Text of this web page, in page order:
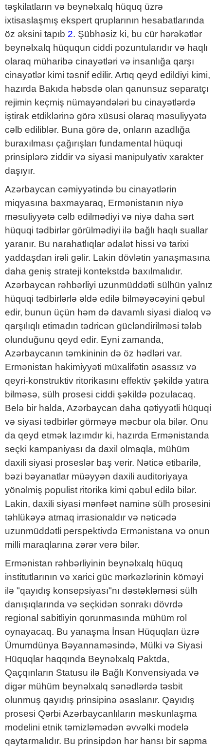
təşkilatların və beynəlxalq hüquq üzrə
ixtisaslaşmış ekspert qruplarının hesabatlarında
öz əksini tapıb 2. Şübhəsiz ki, bu cür hərəkətlər
beynəlxalq hüququn ciddi pozuntularıdır və haqlı
olaraq müharibə cinayətləri və insanlığa qarşı
cinayətlər kimi təsnif edilir. Artıq qeyd edildiyi kimi,
hazırda Bakıda həbsdə olan qanunsuz separatçı
rejimin keçmiş nümayəndələri bu cinayətlərdə
iştirak etdiklərinə görə xüsusi olaraq məsuliyyətə
cəlb ediliblər. Buna görə də, onların azadlığa
buraxılması çağırışları fundamental hüquqi
prinsiplərə ziddir və siyasi manipulyativ xarakter
daşıyır.
Azərbaycan cəmiyyətində bu cinayətlərin
miqyasına baxmayaraq, Ermənistanın niyə
məsuliyyətə cəlb edilmədiyi və niyə daha sərt
hüquqi tədbirlər görülmədiyi ilə bağlı haqlı suallar
yaranır. Bu narahatlıqlar ədalət hissi və tarixi
yaddaşdan irəli gəlir. Lakin dövlətin yanaşmasına
daha geniş strateji kontekstdə baxılmalıdır.
Azərbaycan rəhbərliyi uzunmüddətli sülhün yalnız
hüquqi tədbirlərlə əldə edilə bilməyəcəyini qəbul
edir, bunun üçün həm də davamlı siyasi dialoq və
qarşılıqlı etimadın tədricən gücləndirilməsi tələb
olunduğunu qeyd edir. Eyni zamanda,
Azərbaycanın təmkininin də öz hədləri var.
Ermənistan hakimiyyəti müxalifətin əsassız və
qeyri-konstruktiv ritorikasını effektiv şəkildə yatıra
bilməsə, sülh prosesi ciddi şəkildə pozulacaq.
Belə bir halda, Azərbaycan daha qətiyyətli hüquqi
və siyasi tədbirlər görməyə məcbur ola bilər. Onu
da qeyd etmək lazımdır ki, hazırda Ermənistanda
seçki kampaniyası da daxil olmaqla, mühüm
daxili siyasi proseslər baş verir. Nəticə etibarilə,
bəzi bəyanatlar müəyyən daxili auditoriyaya
yönəlmiş populist ritorika kimi qəbul edilə bilər.
Lakin, daxili siyasi mənfəət naminə sülh prosesini
təhlükəyə atmaq irrasionaldır və nəticədə
uzunmüddətli perspektivdə Ermənistana və onun
milli maraqlarına zərər verə bilər.
Ermənistan rəhbərliyinin beynəlxalq hüquq
institutlarının və xarici güc mərkəzlərinin köməyi
ilə "qayıdış konsepsiyası"nı dəstəkləməsi sülh
danışıqlarında və seçkidən sonrakı dövrdə
regional sabitliyin qorunmasında mühüm rol
oynayacaq. Bu yanaşma İnsan Hüquqları üzrə
Ümumdünya Bəyannaməsində, Mülki və Siyasi
Hüquqlar haqqında Beynəlxalq Paktda,
Qaçqınların Statusu ilə Bağlı Konvensiyada və
digər mühüm beynəlxalq sənədlərdə təsbit
olunmuş qayıdış prinsipinə əsaslanır. Qayıdış
prosesi Qərbi Azərbaycanlıların məskunlaşma
modelini etnik təmizləmədən əvvəlki modelə
qaytarmalıdır. Bu prinsipdən hər hansı bir sapma